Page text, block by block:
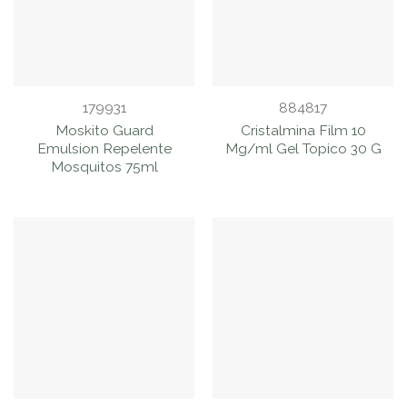
179931
Moskito Guard
Emulsion Repelente
Mosquitos 75ml
884817
Cristalmina Film 10
Mg/ml Gel Topico 30 G